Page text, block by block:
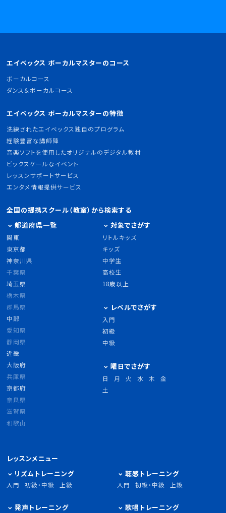
エイベックス ボーカルマスターのコース
ボーカルコース
ダンス＆ボーカルコース
エイベックス ボーカルマスターの特徴
洗練されたエイベックス独自のプログラム
経験豊富な講師陣
音楽ソフトを使用したオリジナルのデジタル教材
ビックスケールなイベント
レッスンサポートサービス
エンタメ情報提供サービス
全国の提携スクール（教室）から検索する
都道府県一覧
関東
東京都
神奈川県
千葉県
埼玉県
栃木県
群馬県
中部
愛知県
静岡県
近畿
大阪府
兵庫県
京都府
奈良県
滋賀県
和歌山
対象でさがす
リトルキッズ
キッズ
中学生
高校生
18歳以上
レベルでさがす
入門
初級
中級
曜日でさがす
日 月 火 水 木
金
土
レッスンメニュー
リズムトレーニング
入門 初級・中級 上級
聴感トレーニング
入門 初級・中級 上級
発声トレーニング 歌唱トレーニング